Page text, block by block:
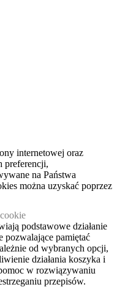
internetowej oraz
preferencji,
na Państwa
można uzyskać poprzez
podstawowe działanie
pamiętać
od wybranych opcji,
działania koszyka i
w rozwiązywaniu
przepisów.